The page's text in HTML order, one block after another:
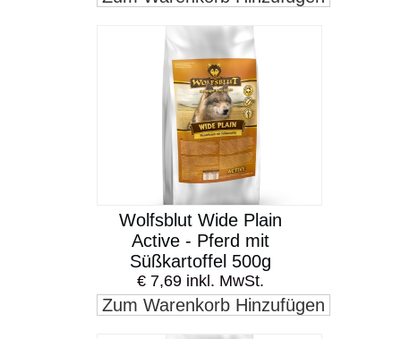
Wolfsblut Wide Plain
Active - Pferd mit
Süßkartoffel 500g
€ 7,69 inkl. MwSt.
Zum Warenkorb Hinzufügen